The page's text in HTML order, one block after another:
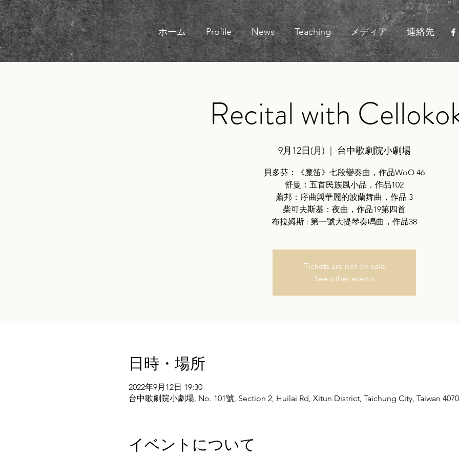
ホーム Profile News Teaching メディア 連絡先
Recital with
9月12日(月) 台中歌劇院小劇場
貝多芬：《魔笛》七段變奏曲，作品WoO 46
舒曼：五首民族風小品，作品102
蕭邦：序曲與華麗的波蘭舞曲，作品 3
柴可夫斯基：夜曲，作品19第四首
Tickets are not on sale
See other events
日時・場所
2022年9月12日 19:30
台中歌劇院小劇場, No. 101號, Section 2, Huilai Rd, Xitun District, Taichung City, Taiwan
イベントについて